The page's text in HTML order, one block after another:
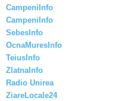
CampeniInfo
CampeniInfo
SebesInfo
OcnaMuresInfo
TeiusInfo
ZlatnaInfo
Radio Unirea
ZiareLocale24